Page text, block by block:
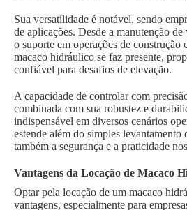
Sua versatilidade é notável, sendo
de aplicações. Desde a manutenção
o suporte em operações de
macaco hidráulico se faz presente,
confiável para desafios de elevação.
A capacidade de controlar com
combinada com sua robustez e
indispensável em diversos cenários
estende além do simples levantamento
também a segurança e a praticidade
Vantagens da Locação de Macaco
Optar pela locação de um macaco
vantagens, especialmente para